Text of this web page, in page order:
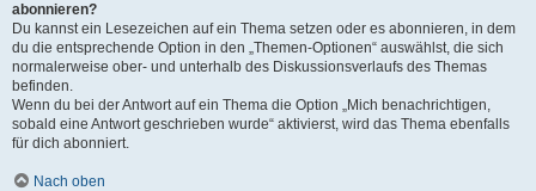
abonnieren?
Du kannst ein Lesezeichen auf ein Thema setzen oder es abonnieren, in dem
du die entsprechende Option in den „Themen-Optionen“ auswählst, die sich
normalerweise ober- und unterhalb des Diskussionsverlaufs des Themas
befinden.
Wenn du bei der Antwort auf ein Thema die Option „Mich benachrichtigen,
sobald eine Antwort geschrieben wurde“ aktivierst, wird das Thema ebenfalls
für dich abonniert.
Nach oben